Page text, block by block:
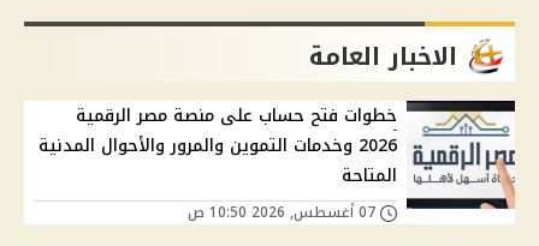
الاخبار العامة
خطوات فتح حساب على منصة مصر الرقمية
2026 وخدمات التموين والمرور والأحوال المدنية
المتاحة